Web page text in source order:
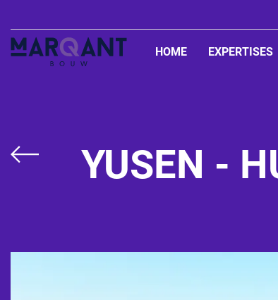
HOME EXPERTISES
YUSEN -